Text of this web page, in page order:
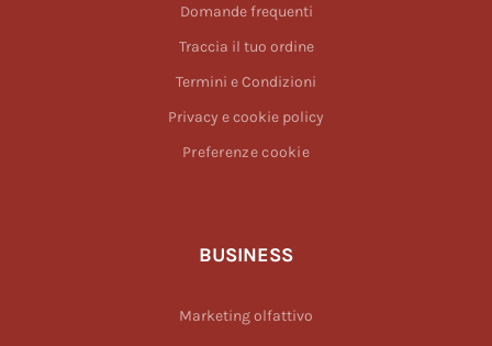
Domande frequenti
Traccia il tuo ordine
Termini e Condizioni
Privacy e cookie policy
Preferenze cookie
BUSINESS
Marketing olfattivo